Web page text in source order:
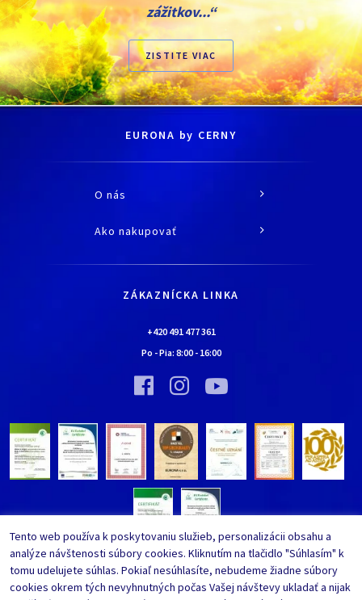
zážitkov...“
ZISTITE VIAC
EURONA by CERNY
O nás
O spoločnosti
Kontaktné údaje
Bolo nebolo…
Vínna pivnica EURONA by Cerny
Bolo nebolo…
Ako nakupovať
Všetko o nákupe
Najčastejšie kladené otázky
Upraviť nastavenia ochrany
ZÁKAZNÍCKA LINKA
+420 491 477 361
Po - Pia: 8:00- 16:00
Tento web používa k poskytovaniu služieb, personalizácii obsahu a
analýze návštenosti súbory cookies. Kliknutím na tlačidlo "Súhlasím" k
tomu udelujete súhlas. Pokiaľ nesúhlasíte, nebudeme žiadne súbory
cookies okrem tých nevyhnutných počas Vašej návštevy ukladať a nijak